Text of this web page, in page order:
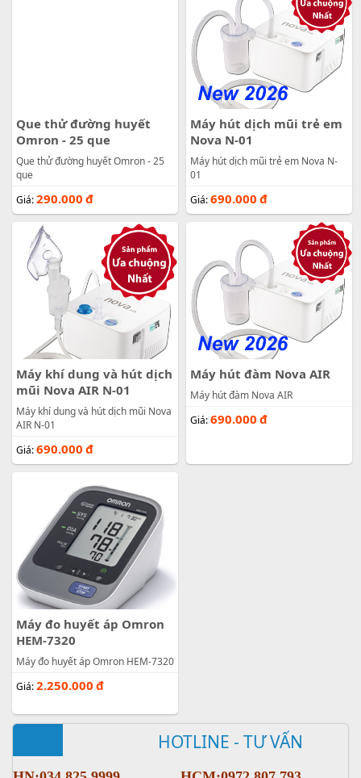
HOTLINE - TƯ VẤN
Que thử đường huyết
Omron - 25 que
Que thử đường huyết Omron - 25
que
Giá:290.000 đ
Máy hút dịch mũi trẻ em
Nova N-01
Máy hút dịch mũi trẻ em Nova N-
01
Giá:690.000 đ
Máy khí dung và hút dịch
mũi Nova AIR N-01
Máy khí dung và hút dịch mũi Nova
AIR N-01
Giá:690.000 đ
Máy hút đàm Nova AIR
Máy hút đàm Nova AIR
Giá:690.000 đ
Máy đo huyết áp Omron
HEM-7320
Máy đo huyết áp Omron HEM-7320
Giá:2.250.000 đ